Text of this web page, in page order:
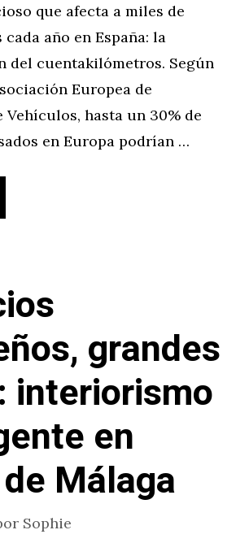
que afecta a miles de
año en España: la
del cuentakilómetros. Según
Europea de
Vehículos, hasta un 30% de
en Europa podrían …
grandes
interiorismo
en
Málaga
Sophie